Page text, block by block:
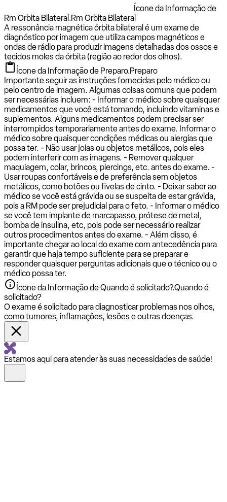
Ícone da Informação de
Rm Orbita Bilateral.Rm Orbita Bilateral
A ressonância magnética órbita bilateral é um exame de
diagnóstico por imagem que utiliza campos magnéticos e
ondas de rádio para produzir imagens detalhadas dos ossos e
tecidos moles da órbita (região ao redor dos olhos).
Ícone da Informação de Preparo.Preparo
Importante seguir as instruções fornecidas pelo médico ou
pelo centro de imagem. Algumas coisas comuns que podem
ser necessárias incluem: - Informar o médico sobre quaisquer
medicamentos que você está tomando, incluindo vitaminas e
suplementos. Alguns medicamentos podem precisar ser
interrompidos temporariamente antes do exame. Informar o
médico sobre quaisquer condições médicas ou alergias que
possa ter. - Não usar joias ou objetos metálicos, pois eles
podem interferir com as imagens. - Remover qualquer
maquiagem, colar, brincos, piercings, etc. antes do exame. -
Usar roupas confortáveis e de preferência sem objetos
metálicos, como botões ou fivelas de cinto. - Deixar saber ao
médico se você está grávida ou se suspeita de estar grávida,
pois a RM pode ser prejudicial para o feto. - Informar o médico
se você tem implante de marcapasso, prótese de metal,
bomba de insulina, etc, pois pode ser necessário realizar
outros procedimentos antes do exame. - Além disso, é
importante chegar ao local do exame com antecedência para
garantir que haja tempo suficiente para se preparar e
responder quaisquer perguntas adicionais que o técnico ou o
médico possa ter.
Ícone da Informação de Quando é solicitado?.Quando é
solicitado?
O exame é solicitado para diagnosticar problemas nos olhos,
como tumores, inflamações, lesões e outras doenças.
Estamos aqui para atender às suas necessidades de saúde!